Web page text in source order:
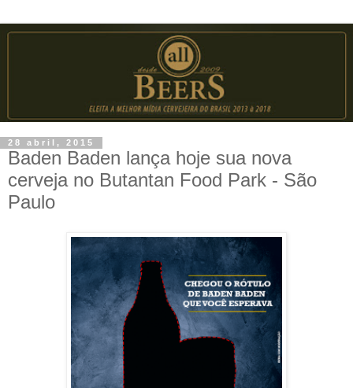
28 abril, 2015
Baden Baden lança hoje sua nova
cerveja no Butantan Food Park - São
Paulo